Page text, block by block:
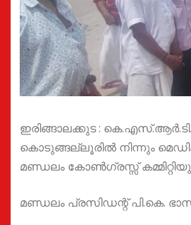
ഇരിങ്ങാലക്കുട :
കൊടുങ്ങല്ലൂരിൽ നിന്നും
മണ്ഡലം കോൺഗ്രസ്സ്
മണ്ഡലം പ്രസിഡന്റ് പി.കെ.